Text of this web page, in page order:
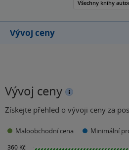
Všechny knihy
Vývoj ceny
Vývoj ceny
Získejte přehled o vývoji ceny za
Maloobchodní cena Minimální